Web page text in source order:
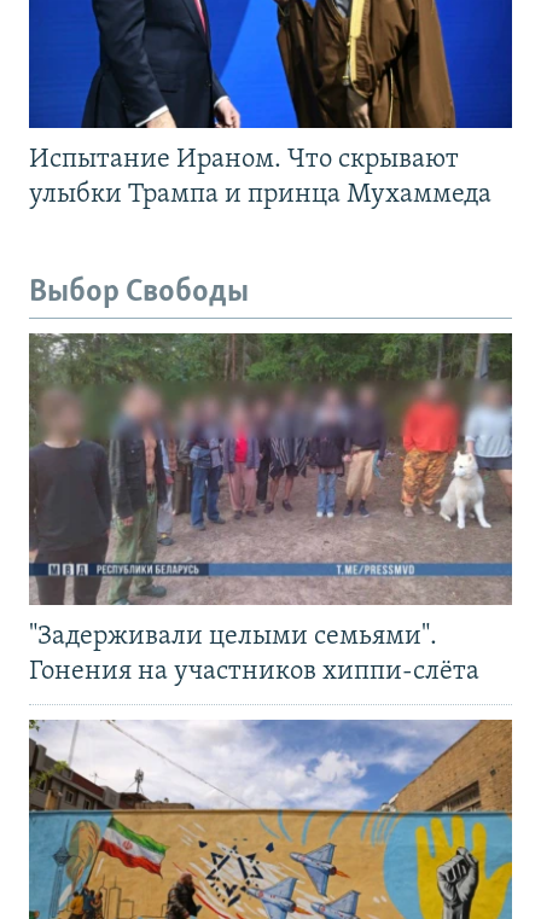
Испытание Ираном. Что скрывают
улыбки Трампа и принца Мухаммеда
Выбор Свободы
"Задерживали целыми семьями".
Гонения на участников хиппи-слёта